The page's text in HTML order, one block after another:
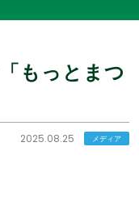
もっとまつ
2025.08.25 メディア